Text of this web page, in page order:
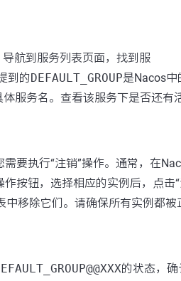
航到服务列表页面，找到服
到的DEFAULT_GROUP是Nacos中
服务名。查看该服务下是否还有
要执行“注销”操作。通常，在
按钮，选择相应的实例后，点击
中移除它们。请确保所有实例都被
的状态，确